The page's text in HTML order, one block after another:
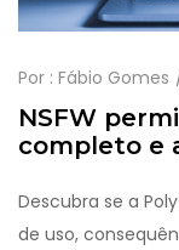
Por : Fábio Gomes
NSFW
completo e
Descubra se a
de uso,